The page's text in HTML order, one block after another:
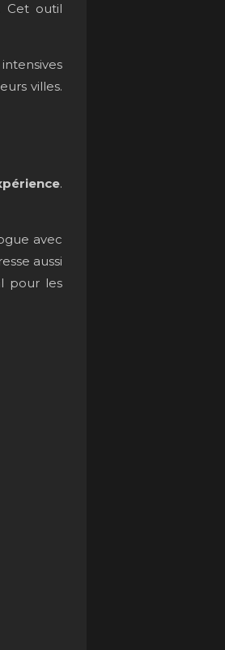
Cet outil
villes.
.
avec
aussi
pour les